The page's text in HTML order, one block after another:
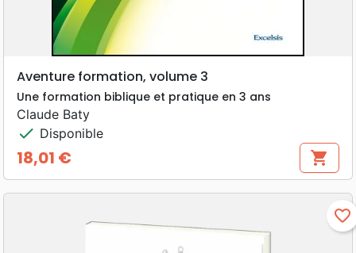
Aventure formation, volume 3
Une formation biblique et pratique en 3 ans
Claude Baty
check Disponible
Prix
18,01 € shopping_cart
favorite_border